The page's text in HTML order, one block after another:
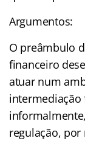
Argumentos:
O preâmbulo
financeiro
atuar num
intermediação
regulação,